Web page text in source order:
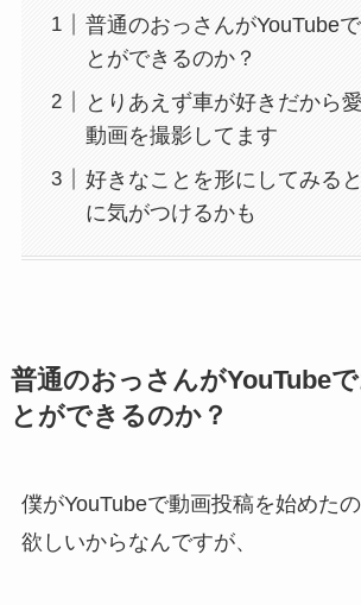
普通のおっさんがYouTube
とができるのか？
とりあえず車が好きだから
動画を撮影してます
好きなことを形にしてみる
に気がつけるかも
普通のおっさんがYouTube
とができるのか？
僕がYouTubeで動画投稿を始めた
欲しいからなんですが、